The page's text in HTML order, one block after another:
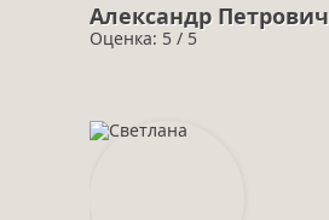
Александр Петрович
Оценка: 5 / 5